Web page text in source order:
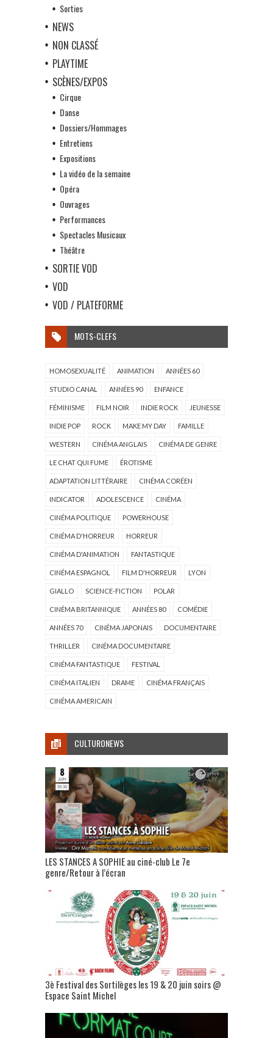
Sorties
NEWS
NON CLASSÉ
PLAYTIME
SCÈNES/EXPOS
Cirque
Danse
Dossiers/Hommages
Entretiens
Expositions
La vidéo de la semaine
Opéra
Ouvrages
Performances
Spectacles Musicaux
Théâtre
SORTIE VOD
VOD
VOD / PLATEFORME
MOTS-CLEFS
HOMOSEXUALITÉ ANIMATION ANNÉES 60
STUDIO CANAL ANNÉES 90 ENFANCE
FÉMINISME FILM NOIR INDIE ROCK JEUNESSE
INDIE POP ROCK MAKE MY DAY FAMILLE
WESTERN CINÉMA ANGLAIS CINÉMA DE GENRE
LE CHAT QUI FUME ÉROTISME
ADAPTATION LITTÉRAIRE CINÉMA CORÉEN
INDICATOR ADOLESCENCE CINÉMA
CINÉMA POLITIQUE POWERHOUSE
CINÉMA D'HORREUR HORREUR
CINÉMA D'ANIMATION FANTASTIQUE
CINÉMA ESPAGNOL FILM D'HORREUR LYON
GIALLO SCIENCE-FICTION POLAR
CINÉMA BRITANNIQUE ANNÉES 80 COMÉDIE
ANNÉES 70 CINÉMA JAPONAIS DOCUMENTAIRE
THRILLER CINÉMA DOCUMENTAIRE
CINÉMA FANTASTIQUE FESTIVAL
CINÉMA ITALIEN DRAME CINÉMA FRANÇAIS
CINÉMA AMERICAIN
CULTURONEWS
LES STANCES A SOPHIE au ciné-club Le 7e
genre/Retour à l’écran
3è Festival des Sortilèges les 19 & 20 juin soirs @
Espace Saint Michel